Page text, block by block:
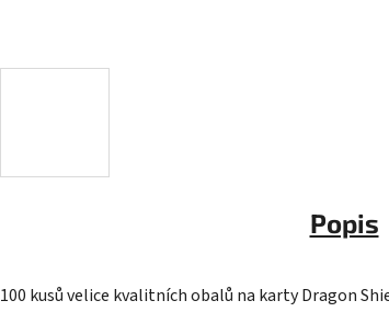
Popis
100 kusů velice kvalitních obalů na karty Dragon